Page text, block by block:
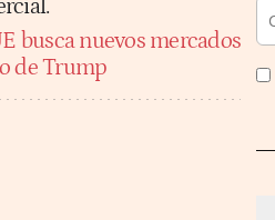
busca nuevos mercados
de Trump